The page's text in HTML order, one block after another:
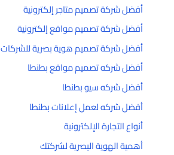
أفضل شركة تصميم متاجر إلكترونية
أفضل شركة تصميم مواقع إلكترونية
أفضل شركة تصميم هوية بصرية للشركات
أفضل شركه تصميم مواقع بطنطا
أفضل شركه سيو بطنطا
أفضل شركه لعمل إعلانات بطنطا
أنواع التجارة الإلكترونية
أهمية الهوية البصرية لشركتك